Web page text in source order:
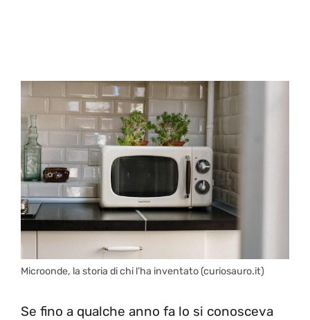
Microonde, la storia di chi l’ha inventato (curiosauro.it)
Se fino a qualche anno fa lo si conosceva